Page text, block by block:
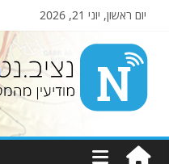
יום ראשון, יוני 21, 2026
Nziv.net
מודיעין
מהמקורות